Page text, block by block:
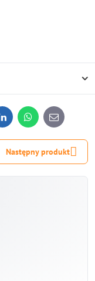
LinkedInWhatsApp
E-
mail
Następny produkt